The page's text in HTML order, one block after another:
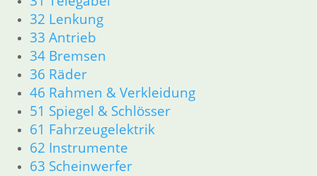
32 Lenkung
33 Antrieb
34 Bremsen
36 Räder
46 Rahmen & Verkleidung
51 Spiegel & Schlösser
61 Fahrzeugelektrik
62 Instrumente
63 Scheinwerfer
inkl. MwSt.
zzgl.
Versandkosten
In den
Warenkorb
Shop